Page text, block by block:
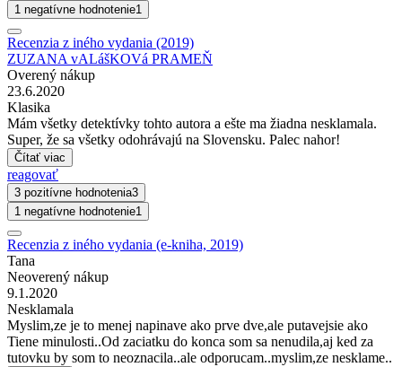
1 negatívne hodnotenie1
Recenzia z iného vydania (2019)
ZUZANA vALášKOVá PRAMEŇ
Overený nákup
23.6.2020
Klasika
Mám všetky detektívky tohto autora a ešte ma žiadna nesklamala.
Super, že sa všetky odohrávajú na Slovensku. Palec nahor!
Čítať viac
reagovať
3 pozitívne hodnotenia3
1 negatívne hodnotenie1
Recenzia z iného vydania (e-kniha, 2019)
Tana
Neoverený nákup
9.1.2020
Nesklamala
Myslim,ze je to menej napinave ako prve dve,ale putavejsie ako
Tiene minulosti..Od zaciatku do konca som sa nenudila,aj ked za
tutovku by som to neoznacila..ale odporucam..myslim,ze nesklame..